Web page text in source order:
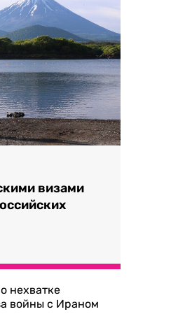
визами
нехватке
войны с Ираном